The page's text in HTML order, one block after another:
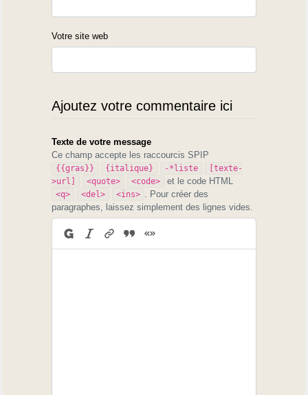
Votre site web
Ajoutez votre commentaire ici
Texte de votre message
Ce champ accepte les raccourcis SPIP
{{gras}} {italique} -*liste
[texte-
>url]
<quote> <code> et le code HTML
<q> <del> <ins>
. Pour créer des
paragraphes, laissez simplement des lignes vides.